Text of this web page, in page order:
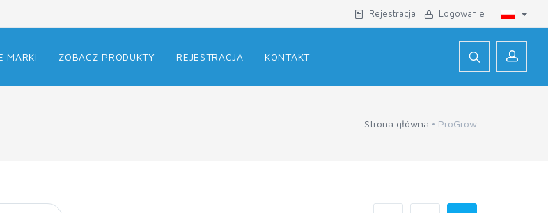
Rejestracja Logowanie
MARKI ZOBACZ PRODUKTY REJESTRACJA KONTAKT
Strona główna ProGrow